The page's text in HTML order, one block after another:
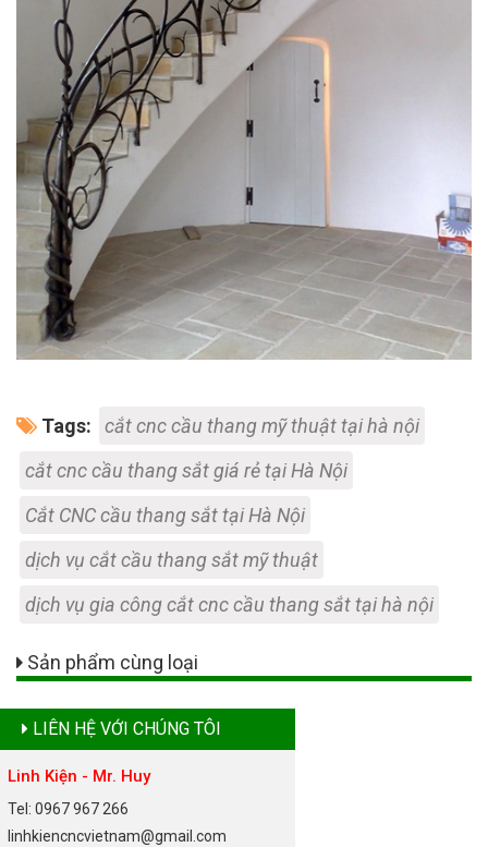
Tags:
cắt cnc cầu thang mỹ thuật tại hà nội
cắt cnc cầu thang sắt giá rẻ tại Hà Nội
Cắt CNC cầu thang sắt tại Hà Nội
dịch vụ cắt cầu thang sắt mỹ thuật
dịch vụ gia công cắt cnc cầu thang sắt tại hà nội
Sản phẩm cùng loại
LIÊN HỆ VỚI CHÚNG TÔI
Linh Kiện - Mr. Huy
Tel: 0967 967 266
linhkiencncvietnam@gmail.com